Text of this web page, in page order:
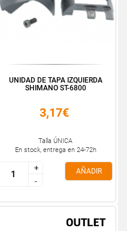
UNIDAD DE TAPA IZQUIERDA
SHIMANO ST-6800
3,17€
Talla ÚNICA
En stock, entrega en 24-72h
+
-
+
-
AÑADIR